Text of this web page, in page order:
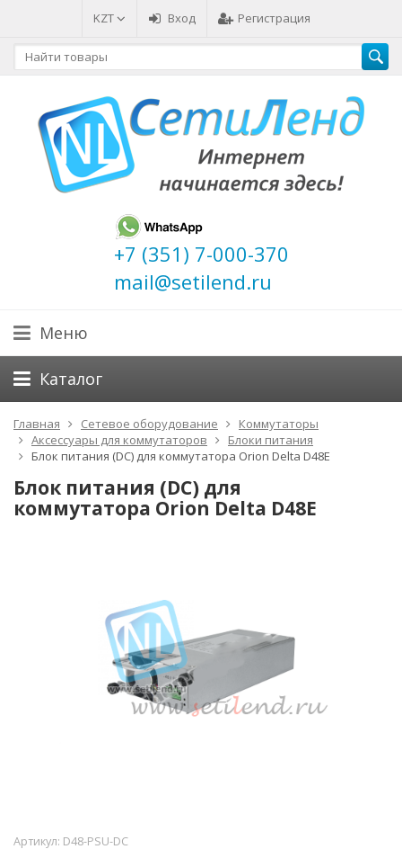
KZT Вход Регистрация
+7 (351) 7-000-370
mail@setilend.ru
Меню
Каталог
Главная Сетевое оборудование
Коммутаторы
Аксессуары для коммутаторов
Блоки питания
Блок питания (DC) для коммутатора Orion Delta D48E
Блок питания (DC) для
коммутатора Orion Delta D48E
Артикул: D48-PSU-DC